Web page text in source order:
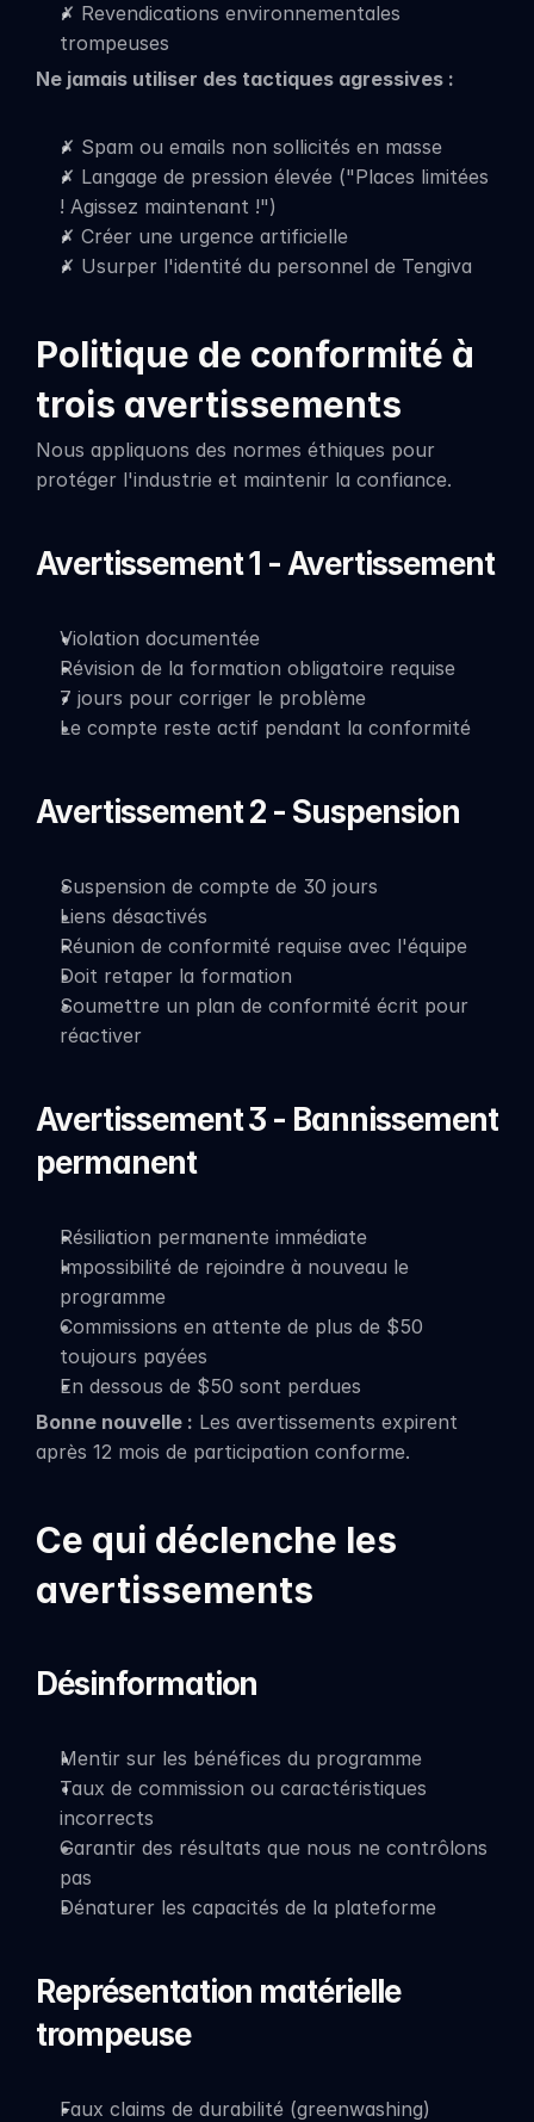
✗ Revendications environnementales
trompeuses
Ne jamais utiliser des tactiques agressives :
✗ Spam ou emails non sollicités en masse
✗ Langage de pression élevée ("Places limitées
! Agissez maintenant !")
✗ Créer une urgence artificielle
✗ Usurper l'identité du personnel de Tengiva
Politique de conformité à
trois avertissements
Nous appliquons des normes éthiques pour
protéger l'industrie et maintenir la confiance.
Avertissement 1 - Avertissement
Violation documentée
Révision de la formation obligatoire requise
7 jours pour corriger le problème
Le compte reste actif pendant la conformité
Avertissement 2 - Suspension
Suspension de compte de 30 jours
Liens désactivés
Réunion de conformité requise avec l'équipe
Doit retaper la formation
Soumettre un plan de conformité écrit pour
réactiver
Avertissement 3 - Bannissement
permanent
Résiliation permanente immédiate
Impossibilité de rejoindre à nouveau le
programme
Commissions en attente de plus de $50
toujours payées
En dessous de $50 sont perdues
Bonne nouvelle : Les avertissements expirent
après 12 mois de participation conforme.
Ce qui déclenche les
avertissements
Désinformation
Mentir sur les bénéfices du programme
Taux de commission ou caractéristiques
incorrects
Garantir des résultats que nous ne contrôlons
pas
Dénaturer les capacités de la plateforme
Représentation matérielle
trompeuse
Faux claims de durabilité (greenwashing)